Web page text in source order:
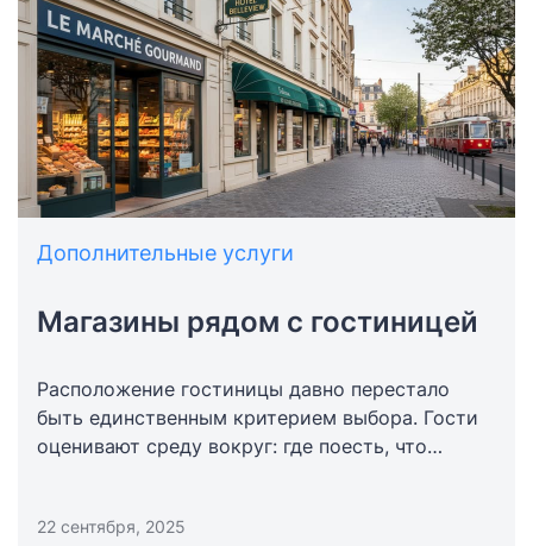
возвращается снова.
Дополнительные услуги
Магазины рядом с гостиницей
Расположение гостиницы давно перестало
быть единственным критерием выбора. Гости
оценивают среду вокруг: где поесть, что
с гостиницей напрямую влияют на впечатление
22 сентября, 2025